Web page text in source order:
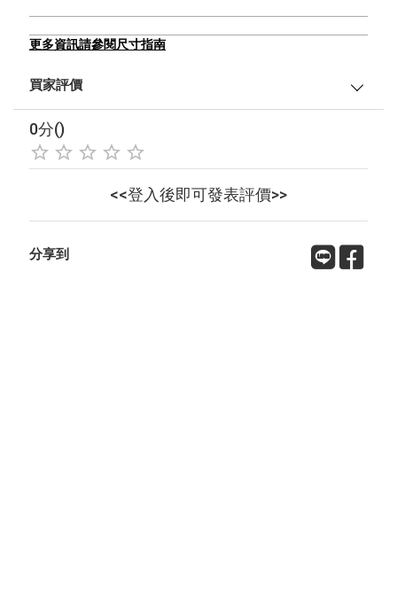
更多資訊請參閱尺寸指南
買家評價
0分()
<<登入後即可發表評價>>
分享到